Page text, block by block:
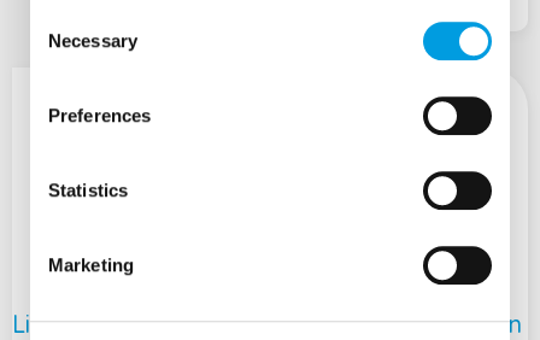
Selection
Necessary
Preferences
Statistics
Marketing
Lipozomálny Vitamín
Lipozomálny Vitamín